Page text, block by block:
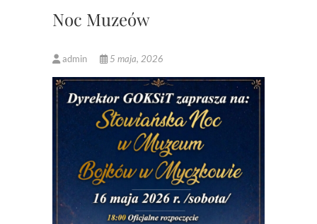
Noc Muzeów
admin 5 maja, 2026